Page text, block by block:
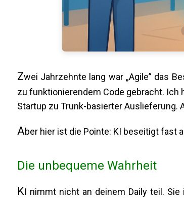
Zwei Jahrzehnte lang war „Agile” das
zu funktionierendem Code gebracht. Ich
Startup zu Trunk-basierter Auslieferung.
Aber hier ist die Pointe: KI beseitigt fast
Die unbequeme Wahrheit
KI nimmt nicht an deinem Daily teil.